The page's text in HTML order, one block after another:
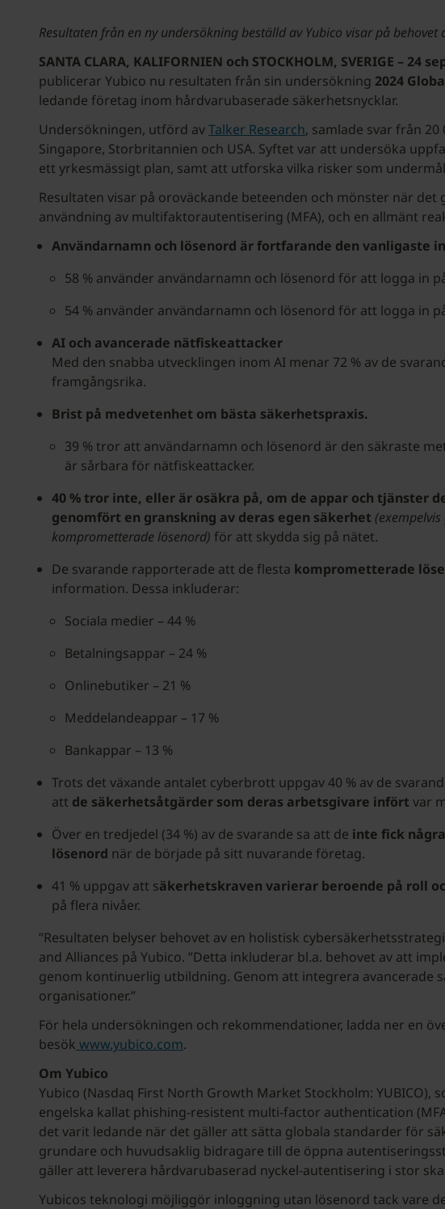
Resultaten från en ny undersökning beställd av Yubico visar på
SANTA CLARA, KALIFORNIEN och STOCKHOLM, SVERIGE – 24
publicerar Yubico nu resultaten från sin undersökning 2024
ledande företag inom hårdvarubaserade säkerhetsnycklar.
Undersökningen, utförd avTalker Research, samlade svar från
Singapore, Storbritannien och USA. Syftet var att undersöka
ett yrkesmässigt plan, samt att utforska vilka risker som
Resultaten visar på oroväckande beteenden och mönster när
användning av multifaktorautentisering (MFA), och en allmänt
Användarnamn och lösenord är fortfarande den vanligaste
58 % använder användarnamn och lösenord för att logga in
54 % använder användarnamn och lösenord för att logga in
AI och avancerade nätfiskeattacker
Med den snabba utvecklingen inom AI menar 72 % av de
framgångsrika.
Brist på medvetenhet om bästa säkerhetspraxis.
39 % tror att användarnamn och lösenord är den säkraste
är sårbara för nätfiskeattacker.
40 % tror inte, eller är osäkra på, om de appar och tjänster
genomfört en granskning av deras egen säkerhet
komprometterade lösenord) för att skydda sig på nätet.
De svarande rapporterade att de flesta komprometterade
information. Dessa inkluderar:
Sociala medier – 44 %
Betalningsappar – 24 %
Onlinebutiker – 21 %
Meddelandeappar – 17 %
Bankappar – 13 %
Trots det växande antalet cyberbrott uppgav 40 % av de
att de säkerhetsåtgärder som deras arbetsgivare infört var
Över en tredjedel (34 %) av de svarande sa att de inte fick
lösenord när de började på sitt nuvarande företag.
41 % uppgav att säkerhetskraven varierar beroende på roll
på flera nivåer.
”Resultaten belyser behovet av en holistisk
and Alliances på Yubico. ”Detta inkluderar bl.a. behovet av att
genom kontinuerlig utbildning. Genom att integrera avancerade
organisationer.”
För hela undersökningen och rekommendationer, ladda ner en
besök www.yubico.com.
Om Yubico
Yubico (Nasdaq First North Growth Market Stockholm:
engelska kallat phishing-resistent multi-factor authentication
det varit ledande när det gäller att sätta globala standarder för
grundare och huvudsaklig bidragare till de öppna
gäller att leverera hårdvarubaserad nyckel-autentisering i stor
Yubicos teknologi möjliggör inloggning utan lösenord tack vare